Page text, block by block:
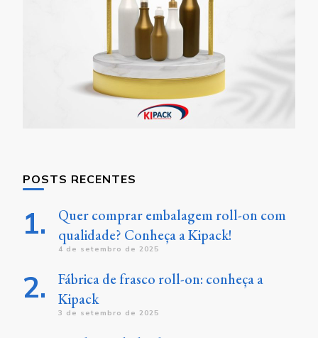
POSTS RECENTES
Quer comprar embalagem roll-on com
qualidade? Conheça a Kipack!
4 de setembro de 2025
Fábrica de frasco roll-on: conheça a
Kipack
3 de setembro de 2025